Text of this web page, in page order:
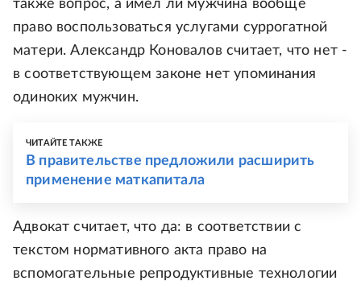
также вопрос, а имел ли мужчина вообще
право воспользоваться услугами суррогатной
матери. Александр Коновалов считает, что нет -
в соответствующем законе нет упоминания
одиноких мужчин.
ЧИТАЙТЕ ТАКЖЕ
В правительстве предложили расширить
применение маткапитала
Адвокат считает, что да: в соответствии с
текстом нормативного акта право на
вспомогательные репродуктивные технологии